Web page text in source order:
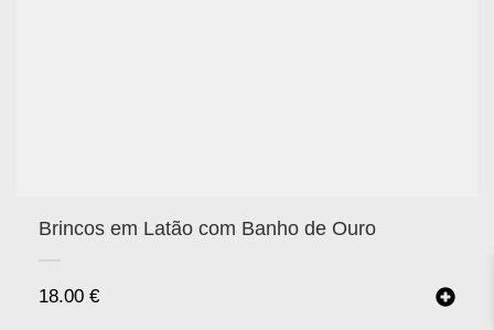
Brincos em Latão com Banho de Ouro
18.00 €